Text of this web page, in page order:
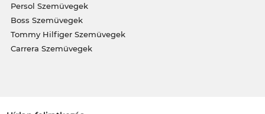
Persol Szemüvegek
Boss Szemüvegek
Tommy Hilfiger Szemüvegek
Carrera Szemüvegek